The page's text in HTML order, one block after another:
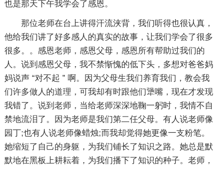
也是那天下午我学会了感恩。
那位老师在台上讲得汗流浃背，我们听得也很认真，
他给我们讲了好多感人的真实的故事，让我们学会了很多
很多。。感恩老师，感恩父母，感恩所有帮助过我们的
人。说到感恩父母，我不禁惭愧的低下头，多想对爸爸妈
妈说声 “对不起 ” 啊。因为父母生我们养育我们，教会我
们许多做人的道理，可我却有时跟他们犟嘴，现在才发现
我错了。说到老师，当给老师深深地鞠一躬时，我情不自
禁地流泪了。因为老师是我们第二任父母。有人说老师像
园丁;也有人说老师像蜡烛;而我却觉得她更像一支粉笔。
她缩短了自己的身躯，为我们铺长了知识之路。她总是默
默地在黑板上耕耘着，为我们播下了知识的种子。老师，